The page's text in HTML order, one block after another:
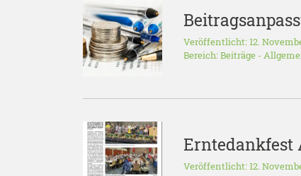
Veröffentlicht: 12.
Bereich:Beiträge -
Erntedankfest
Veröffentlicht: 12.